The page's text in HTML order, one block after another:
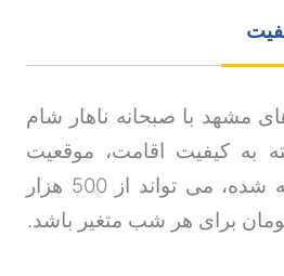
مشهد با صبحانه ناهار شام
به کیفیت اقامت، موقعیت
مکانی و خدمات ارائه شده، می تواند از 500 هزار
برای هر شب متغیر باشد.